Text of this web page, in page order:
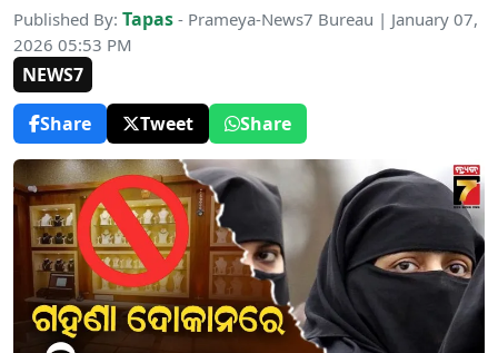
Published By: Tapas - Prameya-News7 Bureau | January 07,
2026 05:53 PM
NEWS7
Share
Tweet Share